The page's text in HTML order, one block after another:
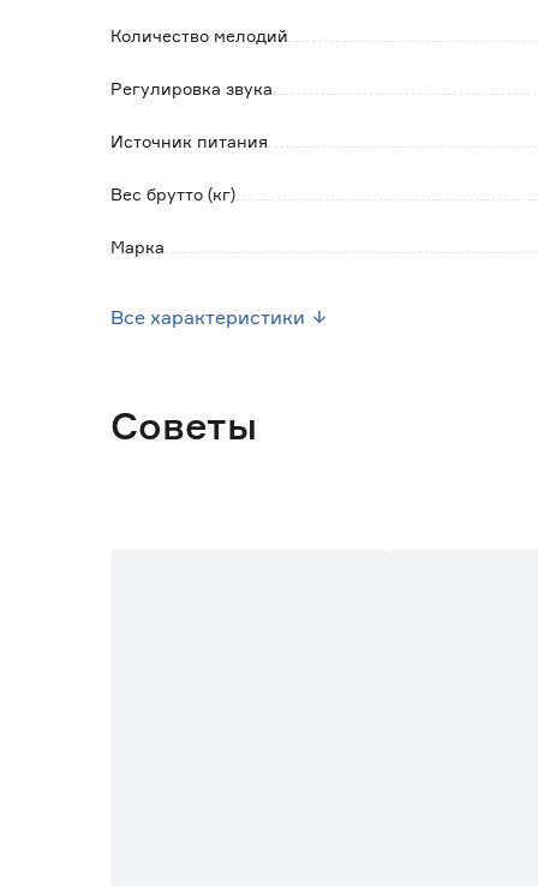
Количество мелодий
Регулировка звука
Источник питания
Вес брутто (кг)
Марка
Все характеристики
Советы